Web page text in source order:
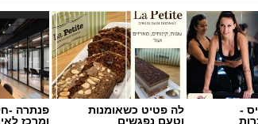
-
לה פטיט כשאומנות
וטעם נפגשים
פנתרה -
ומרכז
ופרטיים
לחצו >>